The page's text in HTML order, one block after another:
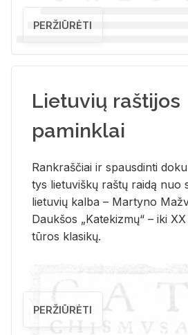
PERŽIŪRĖTI
Lietuvių raštijos
paminklai
Rank­raš­čiai ir spaus­din­ti
tys lie­tu­viš­kų raš­tų rai­dą nuo
lie­tu­vių kal­ba – Mar­ty­no
Dauk­šos „Ka­te­kiz­mų“ – iki
tū­ros kla­si­kų.
PERŽIŪRĖTI